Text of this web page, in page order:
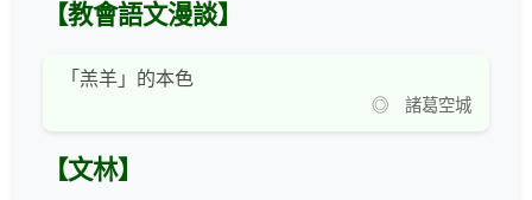
【教會語文漫談】
「羔羊」的本色
◎ 諸葛空城
【文林】